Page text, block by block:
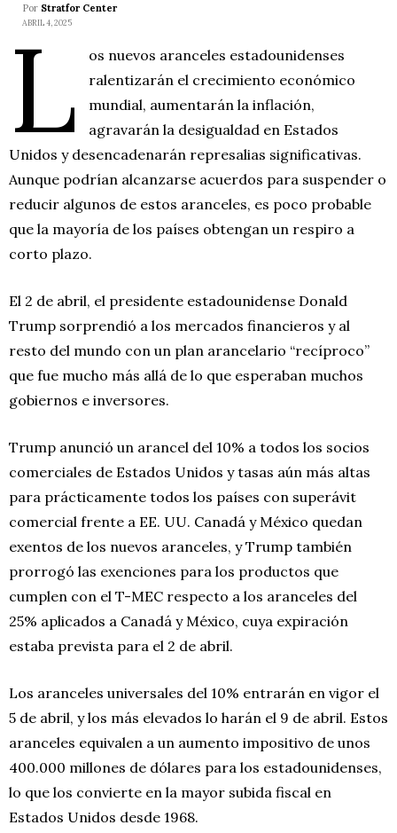
Por Stratfor Center
ABRIL 4, 2025
L
os nuevos aranceles estadounidenses
ralentizarán el crecimiento económico
mundial, aumentarán la inflación,
agravarán la desigualdad en Estados
Unidos y desencadenarán represalias significativas.
Aunque podrían alcanzarse acuerdos para suspender o
reducir algunos de estos aranceles, es poco probable
que la mayoría de los países obtengan un respiro a
corto plazo.
El 2 de abril, el presidente estadounidense Donald
Trump sorprendió a los mercados financieros y al
resto del mundo con un plan arancelario “recíproco”
que fue mucho más allá de lo que esperaban muchos
gobiernos e inversores.
Trump anunció un arancel del 10% a todos los socios
comerciales de Estados Unidos y tasas aún más altas
para prácticamente todos los países con superávit
comercial frente a EE. UU. Canadá y México quedan
exentos de los nuevos aranceles, y Trump también
prorrogó las exenciones para los productos que
cumplen con el T-MEC respecto a los aranceles del
25% aplicados a Canadá y México, cuya expiración
estaba prevista para el 2 de abril.
Los aranceles universales del 10% entrarán en vigor el
5 de abril, y los más elevados lo harán el 9 de abril. Estos
aranceles equivalen a un aumento impositivo de unos
400.000 millones de dólares para los estadounidenses,
lo que los convierte en la mayor subida fiscal en
Estados Unidos desde 1968.